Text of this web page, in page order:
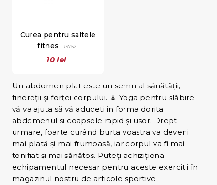
Curea pentru saltele
fitnes
IR97521
10 lei
Un abdomen plat este un semn al sănătății,
tinereții și forței corpului. 🧘 Yoga pentru slăbire
vă va ajuta să vă aduceti in forma dorita
abdomenul si coapsele rapid și usor. Drept
urmare, foarte curând burta voastra va deveni
mai plată și mai frumoasă, iar corpul va fi mai
tonifiat și mai sănătos. Puteți achiziționa
echipamentul necesar pentru aceste exercitii în
magazinul nostru de articole sportive -